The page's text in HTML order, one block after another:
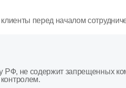
перед началом
РФ, не содержит запрещенных